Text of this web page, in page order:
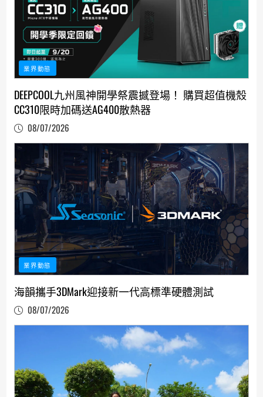
業界動態
DEEPCOOL九州風神開學祭震撼登場！ 購買超值機殼
CC310限時加碼送AG400散熱器
08/07/2026
業界動態
海韻攜手3DMark迎接新一代高標準硬體測試
08/07/2026